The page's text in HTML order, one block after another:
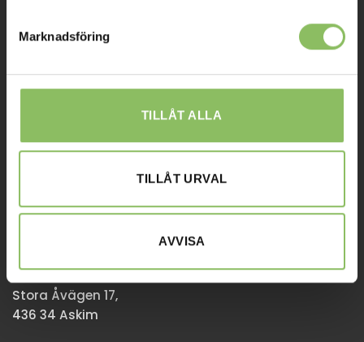
Marknadsföring
TILLÅT ALLA
TILLÅT URVAL
AVVISA
Ulvsundavägen 174,
Tisdag-Torsdag: 11-18
Övriga dagar har vi stängt.
Stora Åvägen 17,
436 34 Askim